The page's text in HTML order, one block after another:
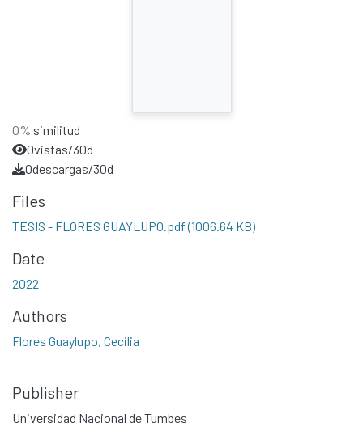
0% similitud
0vistas/30d
0descargas/30d
Files
TESIS - FLORES GUAYLUPO.pdf(1006.64 KB)
Date
2022
Authors
Flores Guaylupo, Cecilia
Publisher
Universidad Nacional de Tumbes